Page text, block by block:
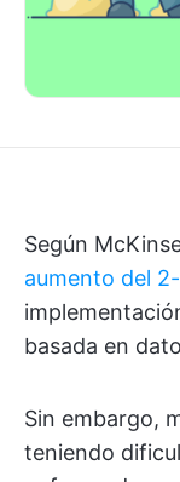
Según
aumento del
basada en
Sin embargo,
teniendo